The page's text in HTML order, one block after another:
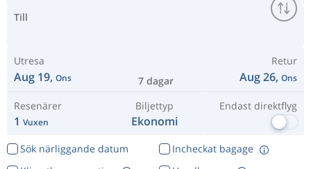
Till
Utresa
Aug 19, Ons 7 dagar
Retur
Aug 26, Ons
Resenärer
1 Vuxen
Biljettyp
Ekonomi
Endast direktflyg
Sök närliggande datum
Incheckat bagage